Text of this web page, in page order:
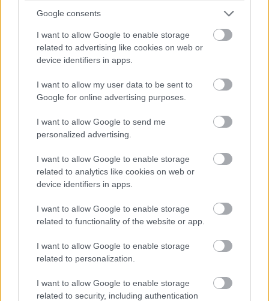
Google consents
I want to allow Google to enable storage
related to advertising like cookies on web or
device identifiers in apps.
I want to allow my user data to be sent to
Google for online advertising purposes.
I want to allow Google to send me
personalized advertising.
I want to allow Google to enable storage
related to analytics like cookies on web or
device identifiers in apps.
I want to allow Google to enable storage
related to functionality of the website or app.
I want to allow Google to enable storage
related to personalization.
I want to allow Google to enable storage
related to security, including authentication